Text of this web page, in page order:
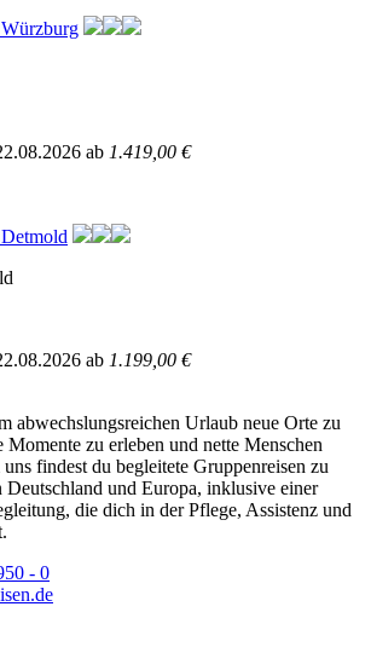
ab 1.419,00 €
ab 1.199,00 €
abwechslungsreichen Urlaub neue Orte zu
Momente zu erleben und nette Menschen
findest du begleitete Gruppenreisen zu
Deutschland und Europa, inklusive einer
die dich in der Pflege, Assistenz und
- 0